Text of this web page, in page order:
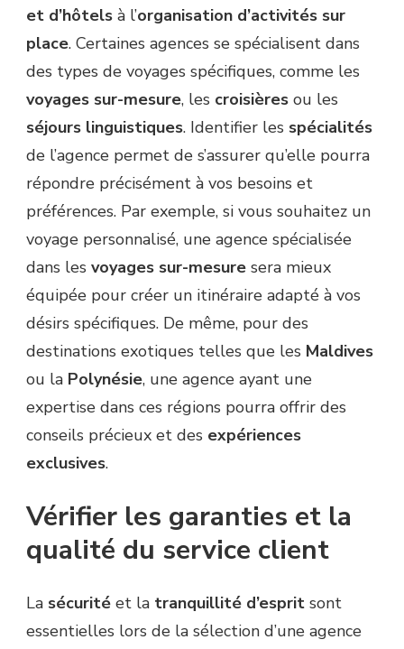
et d’hôtels à l’organisation d’activités sur
place. Certaines agences se spécialisent dans
des types de voyages spécifiques, comme les
voyages sur-mesure, les croisières ou les
séjours linguistiques. Identifier les spécialités
de l’agence permet de s’assurer qu’elle pourra
répondre précisément à vos besoins et
préférences. Par exemple, si vous souhaitez un
voyage personnalisé, une agence spécialisée
dans les voyages sur-mesure sera mieux
équipée pour créer un itinéraire adapté à vos
désirs spécifiques. De même, pour des
destinations exotiques telles que les Maldives
ou la Polynésie, une agence ayant une
expertise dans ces régions pourra offrir des
conseils précieux et des expériences
exclusives.
Vérifier les garanties et la
qualité du service client
La sécurité et la tranquillité d’esprit sont
essentielles lors de la sélection d’une agence